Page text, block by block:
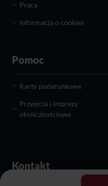
Praca
Informacja o cookies
Pomoc
Karty podarunkowe
Przyjęcia i imprezy
okolicznościowe
Kontakt